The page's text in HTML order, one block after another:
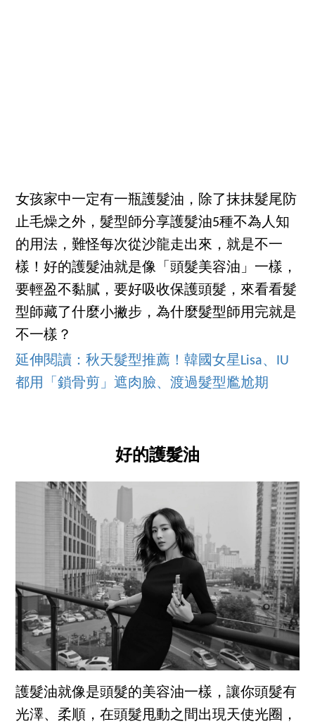
女孩家中一定有一瓶護髮油，除了抹抹髮尾防
止毛燥之外，髮型師分享護髮油5種不為人知
的用法，難怪每次從沙龍走出來，就是不一
樣！好的護髮油就是像「頭髮美容油」一樣，
要輕盈不黏膩，要好吸收保護頭髮，來看看髮
型師藏了什麼小撇步，為什麼髮型師用完就是
不一樣？
延伸閱讀：秋天髮型推薦！韓國女星Lisa、IU
都用「鎖骨剪」遮肉臉、渡過髮型尷尬期
好的護髮油
護髮油就像是頭髮的美容油一樣，讓你頭髮有
光澤、柔順，在頭髮甩動之間出現天使光圈，